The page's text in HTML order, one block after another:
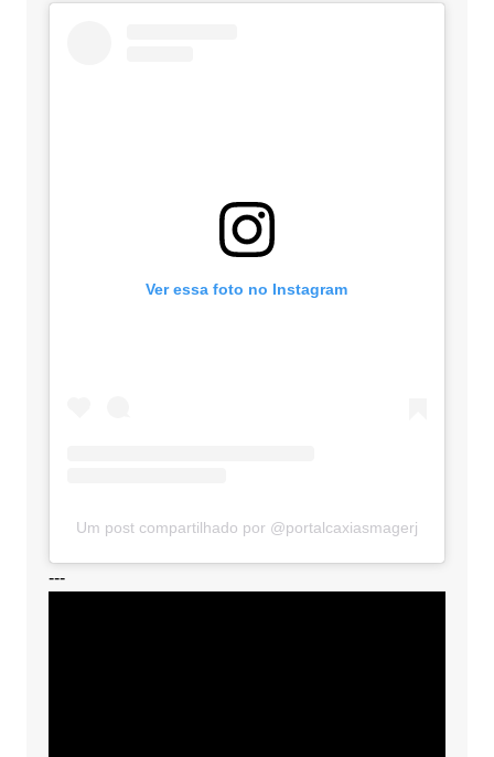
Ver essa foto no Instagram
Um post compartilhado por @portalcaxiasmagerj
---